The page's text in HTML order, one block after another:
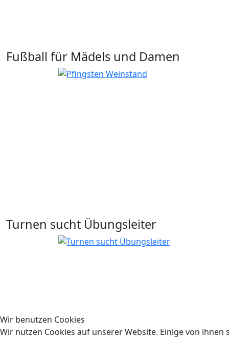
Fußball für Mädels und Damen
Turnen sucht Übungsleiter
Wir benutzen Cookies
Wir nutzen Cookies auf unserer Website. Einige von ihnen